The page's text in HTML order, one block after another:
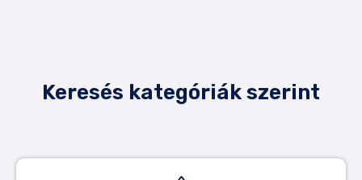
Keresés kategóriák szerint